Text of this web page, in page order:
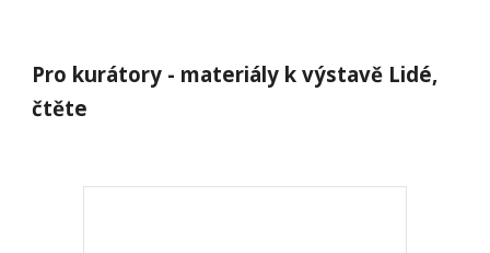
Pro kurátory - materiály k výstavě Lidé,
čtěte